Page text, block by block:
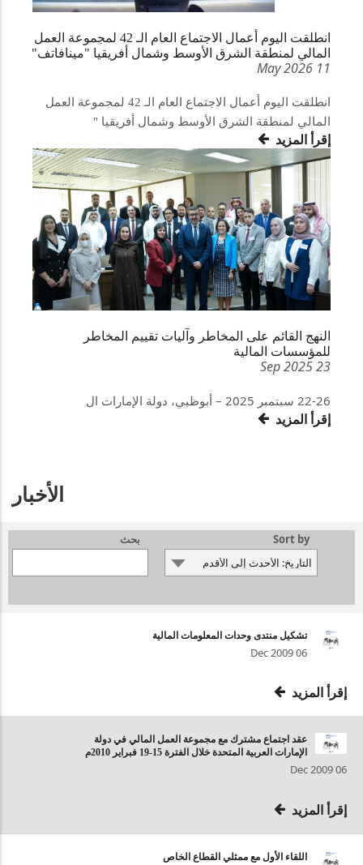
انطلقت اليوم أعمال الاجتماع العام الـ 42 لمجموعة العمل
المالي لمنطقة الشرق الأوسط وشمال أفريقيا "مينافاتف"
11 May 2026
انطلقت اليوم أعمال الاجتماع العام الـ 42 لمجموعة العمل
المالي لمنطقة الشرق الأوسط وشمال أفريقيا "
إقرأ المزيد
النهج القائم على المخاطر وآليات تقييم المخاطر
للمؤسسات المالية
23 Sep 2025
22-26 سبتمبر 2025 – أبوظبي، دولة الإمارات ال
إقرأ المزيد
الأخبار
بحث Sort by
تشكيل منتدى وحدات المعلومات المالية
06 Dec 2009
إقرأ المزيد
عقد اجتماع مشترك مع مجموعة العمل المالي في دولة
الإمارات العربية المتحدة خلال الفترة 15-19 فبراير 2010م
06 Dec 2009
إقرأ المزيد
اللقاء الأول مع ممثلي القطاع الخاص